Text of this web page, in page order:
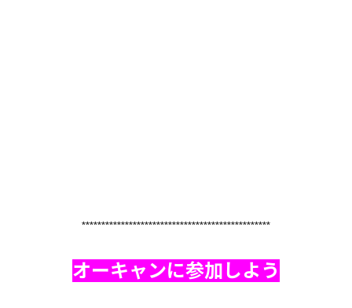
************************************************
オーキャンに参加しよう